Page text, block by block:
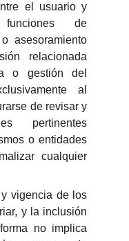
el usuario y
de
asesoramiento
relacionada
o gestión del
al
de revisar y
pertinentes
o entidades
cualquier
vigencia de los
y la inclusión
no implica